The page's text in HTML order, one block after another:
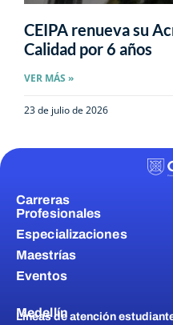
CEIPA renueva su
Calidad por 6 años
VER MÁS »
23 de julio de 2026
Carreras
Profesionales
Especializaciones
Maestrías
Eventos
Medellín
Líneas de atención